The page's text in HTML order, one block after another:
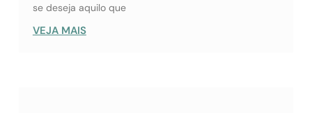
se deseja aquilo que
VEJA MAIS